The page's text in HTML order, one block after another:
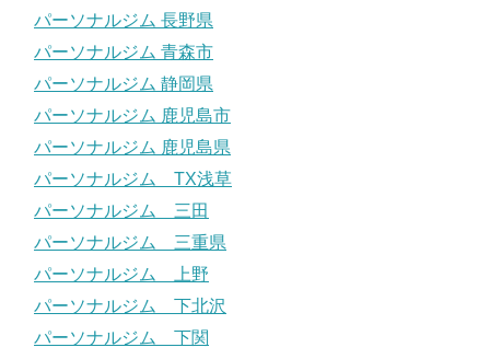
パーソナルジム 長野県
パーソナルジム 青森市
パーソナルジム 静岡県
パーソナルジム 鹿児島市
パーソナルジム 鹿児島県
パーソナルジム TX浅草
パーソナルジム 三田
パーソナルジム 三重県
パーソナルジム 上野
パーソナルジム 下北沢
パーソナルジム 下関